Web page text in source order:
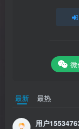
最新 最热
用户